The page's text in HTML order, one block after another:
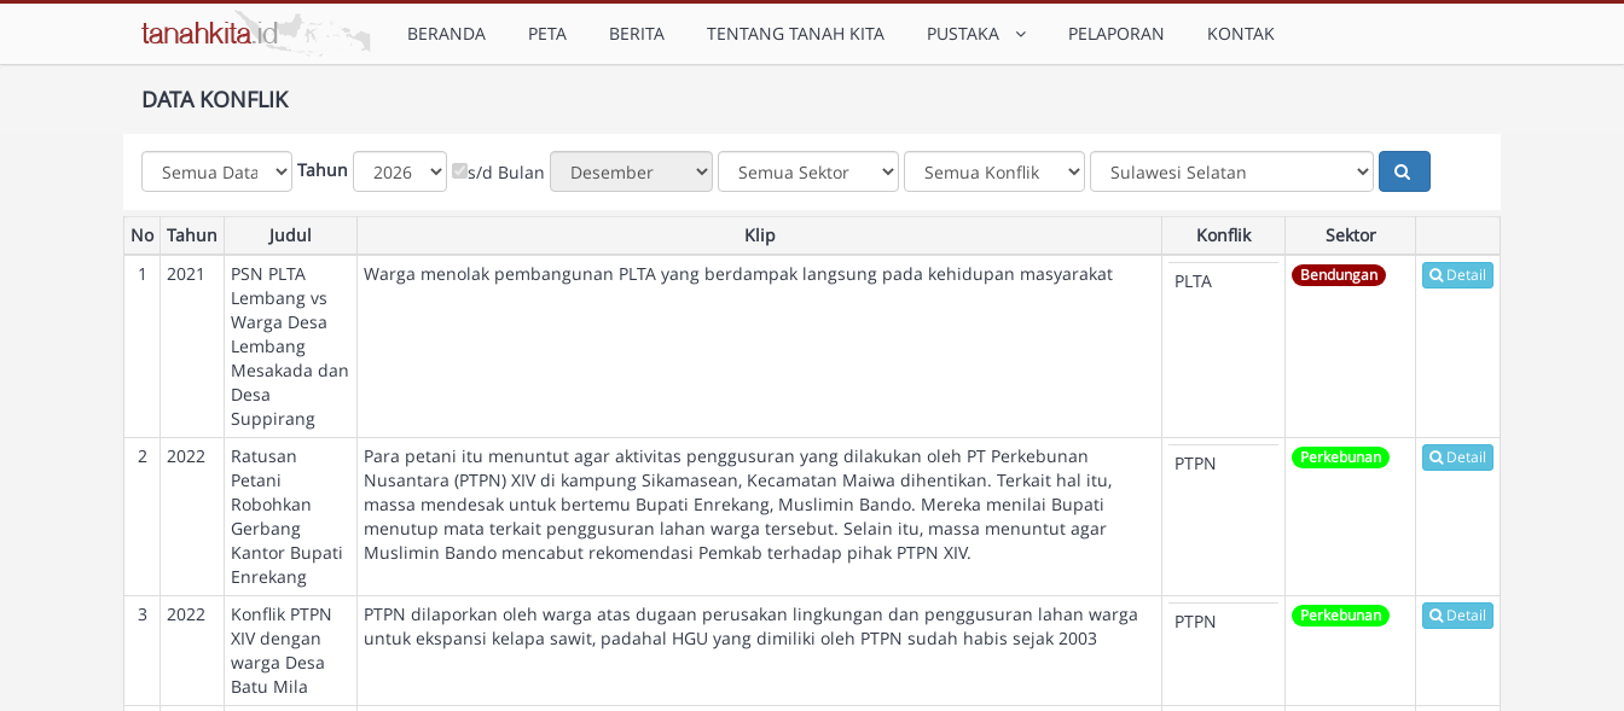
BERANDA PETA BERITA TENTANG TANAH KITA PUSTAKA PELAPORAN KONTAK
DATA KONFLIK
Tahun s/d Bulan
No Tahun Judul Klip Konflik
Sektor
1
2021
PSN PLTA
Lembang vs
Warga Desa
Lembang
Mesakada dan
Desa
Suppirang
Warga menolak pembangunan PLTA yang berdampak langsung pada kehidupan masyarakat PLTA Bendungan Detail
2 2022
Ratusan
Petani
Robohkan
Gerbang
Kantor Bupati
Enrekang
Para petani itu menuntut agar aktivitas penggusuran yang dilakukan oleh PT Perkebunan
Nusantara (PTPN) XIV di kampung Sikamasean, Kecamatan Maiwa dihentikan. Terkait hal itu,
massa mendesak untuk bertemu Bupati Enrekang, Muslimin Bando. Mereka menilai Bupati
menutup mata terkait penggusuran lahan warga tersebut. Selain itu, massa menuntut agar
Muslimin Bando mencabut rekomendasi Pemkab terhadap pihak PTPN XIV.
PTPN Perkebunan Detail
3 2022
Konflik PTPN
XIV dengan
warga Desa
Batu Mila
PTPN dilaporkan oleh warga atas dugaan perusakan lingkungan dan penggusuran lahan warga
untuk ekspansi kelapa sawit, padahal HGU yang dimiliki oleh PTPN sudah habis sejak 2003
PTPN Perkebunan Detail